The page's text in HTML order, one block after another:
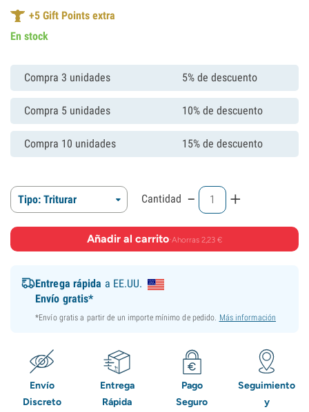
+5 Gift Points extra
En stock
Compra 3 unidades 5% de descuento
Compra 5 unidades 10% de descuento
Compra 10 unidades 15% de descuento
Tipo: Triturar Cantidad - +
Añadir al carrito·Ahorras 2,23 €
Entrega rápida a EE.UU.
Envío gratis*
*Envío gratis a partir de un importe mínimo de pedido. Más información
Envío
Discreto
Entrega
Rápida
Pago
Seguro
Seguimiento
y